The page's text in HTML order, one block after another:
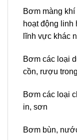
Bơm màng
hoạt động
lĩnh vực khác
Bơm các loại
cồn, rượu
Bơm các loại
in, sơn
Bơm bùn,